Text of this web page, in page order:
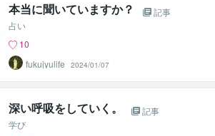
本当に聞いていますか？
記事
占い
10
fukujyulife
2024/01/07
深い呼吸をしていく。
記事
学び